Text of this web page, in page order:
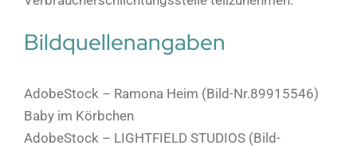
Bildquellenangaben
AdobeStock – Ramona Heim (Bild-Nr.89915546)
Baby im Körbchen
AdobeStock – LIGHTFIELD STUDIOS (Bild-